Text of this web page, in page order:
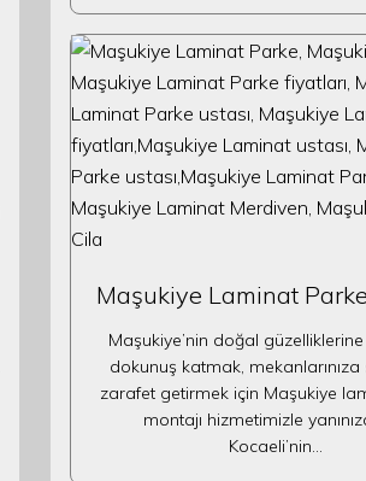
Maşukiye Laminat
Maşukiye’nin doğal
dokunuş katmak, mekanlarınıza
zarafet getirmek için Maşukiye
montajı hizmetimizle
Kocaeli’nin…